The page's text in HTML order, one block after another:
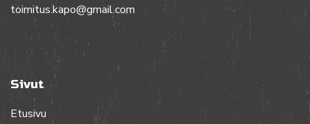
toimitus.kapo@gmail.com
Sivut
Etusivu